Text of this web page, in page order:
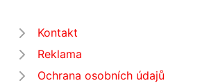
Kontakt
Reklama
Ochrana osobních údajů